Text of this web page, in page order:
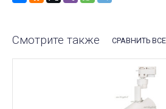
Смотрите также СРАВНИТЬ ВСЕ